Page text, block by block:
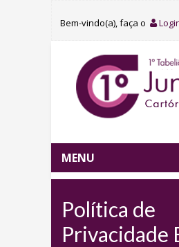
Bem-vindo(a), faça o
MENU
Política de
Privacidade